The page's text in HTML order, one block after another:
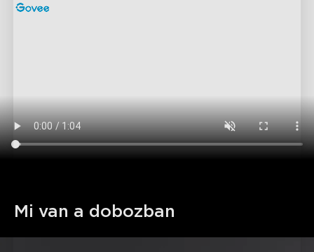
Mi van a dobozban